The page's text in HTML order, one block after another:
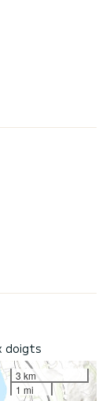
doigts
3 km
1 mi